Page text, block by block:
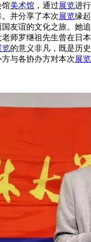
馆美术馆 ，通过展览进
并分享了本次展览缘
国友谊的文化之旅。她
师罗继祖先生曾在日
览的意义非凡，既是历
与各协办方对本次展览